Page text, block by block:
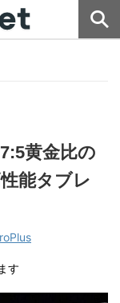
黄金比の
能タブレ
す